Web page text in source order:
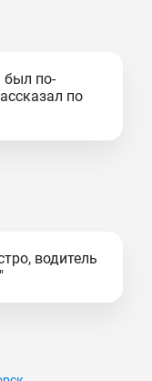
был по-
по
водитель